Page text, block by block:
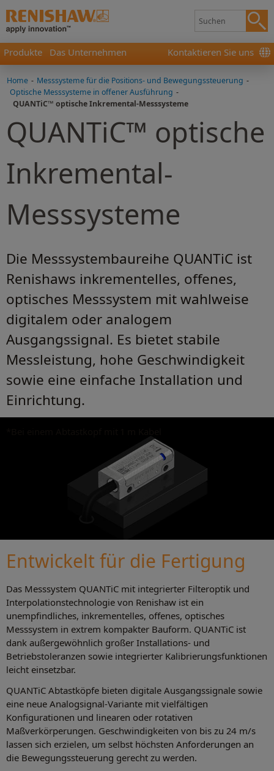
Produkte Das Unternehmen Kontaktieren Sie uns
Home - Messsysteme für die Positions- und Bewegungssteuerung -
Optische Messsysteme in offener Ausführung -
QUANTiC™ optische Inkremental-Messsysteme
QUANTiC™ optische
Inkremental-
Messsysteme
Die Messsystembaureihe QUANTiC ist
Renishaws inkrementelles, offenes,
optisches Messsystem mit wahlweise
digitalem oder analogem
Ausgangssignal. Es bietet stabile
Messleistung, hohe Geschwindigkeit
sowie eine einfache Installation und
Einrichtung.
Entwickelt für die Fertigung
Das Messsystem QUANTiC mit integrierter Filteroptik und
Interpolationstechnologie von Renishaw ist ein
unempfindliches, inkrementelles, offenes, optisches
Messsystem in extrem kompakter Bauform. QUANTiC ist
dank außergewöhnlich großer Installations- und
Betriebstoleranzen sowie integrierter Kalibrierungsfunktionen
leicht einsetzbar.
QUANTiC Abtastköpfe bieten digitale Ausgangssignale sowie
eine neue Analogsignal-Variante mit vielfältigen
Konfigurationen und linearen oder rotativen
Maßverkörperungen. Geschwindigkeiten von bis zu 24 m/s
lassen sich erzielen, um selbst höchsten Anforderungen an
die Bewegungssteuerung gerecht zu werden.